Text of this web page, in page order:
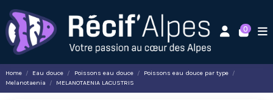
0
Home Eau douce Poissons eau douce
Poissons eau douce par type
Melanotaenia
MELANOTAENIA LACUSTRIS